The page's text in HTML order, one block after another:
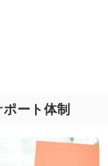
ート体制